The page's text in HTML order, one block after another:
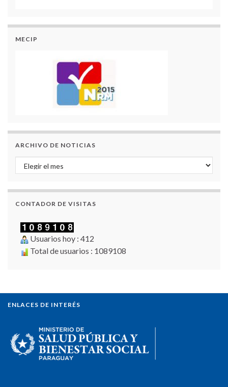
MECIP
ARCHIVO DE NOTICIAS
Archivo de Noticias
CONTADOR DE VISITAS
Usuarios hoy : 412
Total de usuarios : 1089108
ENLACES DE INTERÉS